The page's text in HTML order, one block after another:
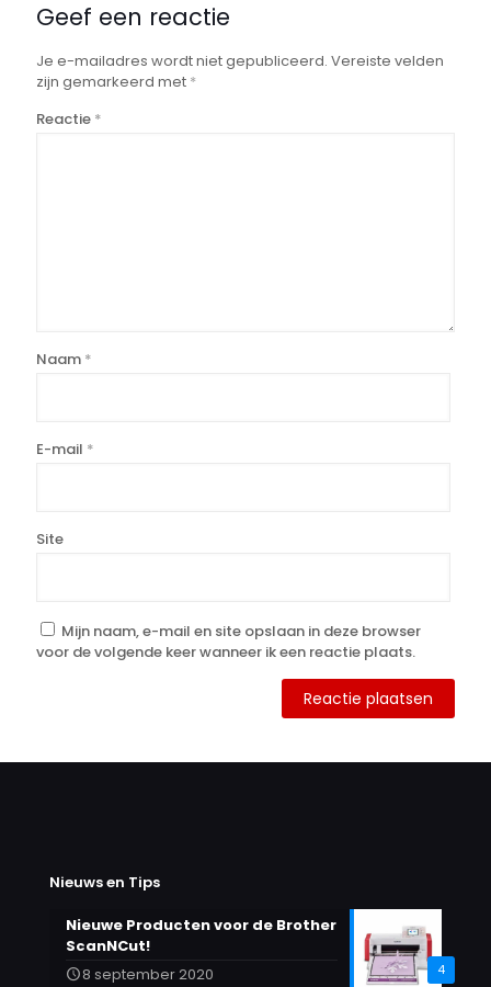
Geef een reactie
Je e-mailadres wordt niet gepubliceerd. Vereiste velden
zijn gemarkeerd met *
Reactie *
Naam *
E-mail *
Site
Mijn naam, e-mail en site opslaan in deze browser
voor de volgende keer wanneer ik een reactie plaats.
Nieuws en Tips
4
Nieuwe Producten voor de Brother
ScanNCut!
8 september 2020